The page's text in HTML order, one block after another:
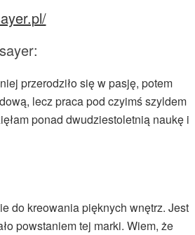
przerodziło się w pasję, potem
lecz praca pod czyimś szyldem
ponad dwudziestoletnią naukę i
do kreowania pięknych wnętrz. Jest
powstaniem tej marki. Wiem, że